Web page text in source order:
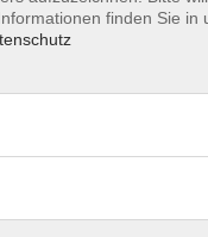
2 - Aufbaukurs
finden Sie in